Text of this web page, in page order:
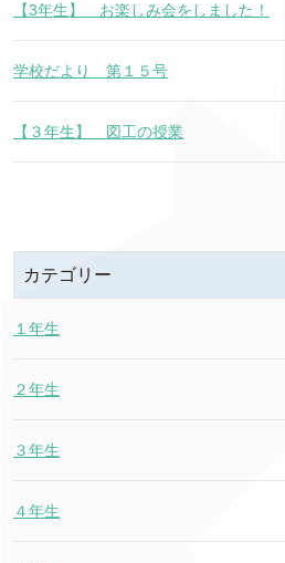
【3年生】 お楽しみ会をしました！
学校だより 第１５号
【３年生】 図工の授業
カテゴリー
１年生
２年生
３年生
４年生